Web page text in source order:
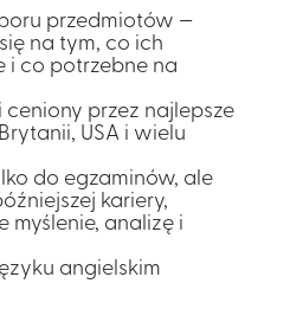
przedmiotów —
na tym, co ich
i co potrzebne na
przez najlepsze
USA i wielu
do egzaminów, ale
kariery,
myślenie, analizę i
angielskim